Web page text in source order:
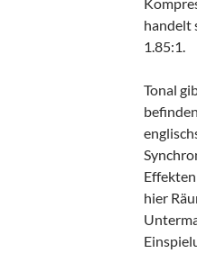
handelt
1.85:1.
Tonal
hier